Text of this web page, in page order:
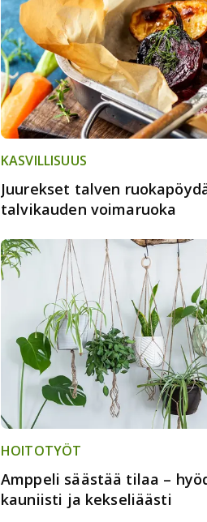
KASVILLISUUS
Juurekset talven
talvikauden voimaruoka
HOITOTYÖT
Amppeli säästää tilaa –
kauniisti ja kekseliäästi